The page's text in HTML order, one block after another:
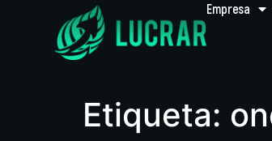
Empresa
Etiqueta: